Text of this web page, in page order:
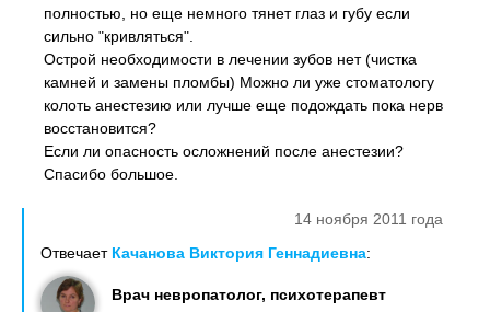
полностью, но еще немного тянет глаз и губу если
сильно "кривляться".
Острой необходимости в лечении зубов нет (чистка
камней и замены пломбы) Можно ли уже стоматологу
колоть анестезию или лучше еще подождать пока нерв
восстановится?
Если ли опасность осложнений после анестезии?
Спасибо большое.
14 ноября 2011 года
Отвечает Качанова Виктория Геннадиевна:
Врач невропатолог, психотерапевт